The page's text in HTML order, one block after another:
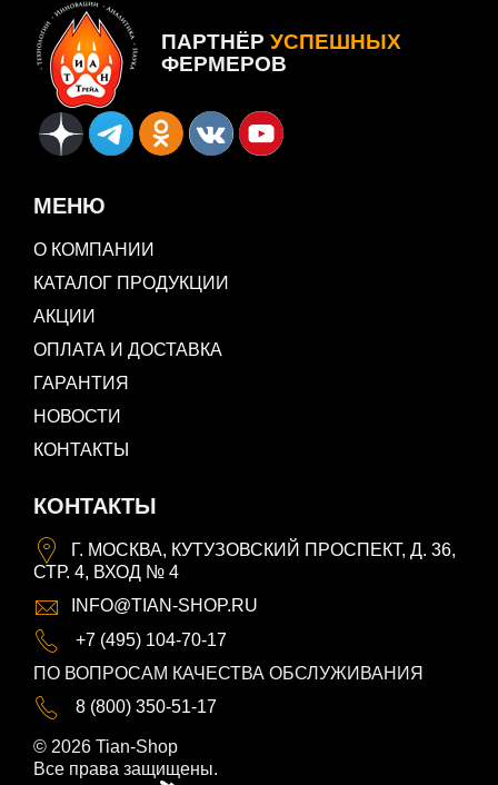
ПАРТНЁР УСПЕШНЫХ
ФЕРМЕРОВ
МЕНЮ
О КОМПАНИИ
КАТАЛОГ ПРОДУКЦИИ
АКЦИИ
ОПЛАТА И ДОСТАВКА
ГАРАНТИЯ
НОВОСТИ
КОНТАКТЫ
КОНТАКТЫ
Г. МОСКВА, КУТУЗОВСКИЙ ПРОСПЕКТ, Д. 36,
СТР. 4, ВХОД № 4
INFO@TIAN-SHOP.RU
+7 (495) 104-70-17
ПО ВОПРОСАМ КАЧЕСТВА ОБСЛУЖИВАНИЯ
8 (800) 350-51-17
© 2026 Tian-Shop
Все права защищены.